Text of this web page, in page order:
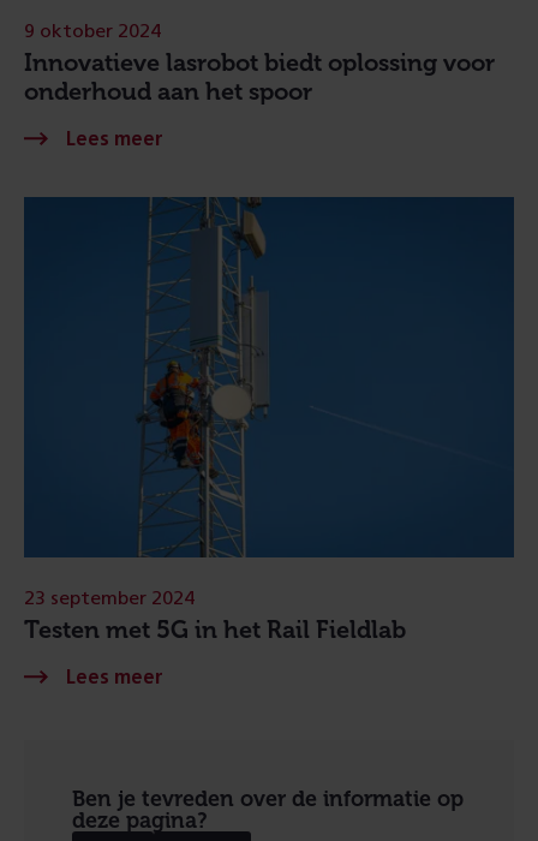
Innovatieve lasrobot biedt oplossing voor
onderhoud aan het spoor
9 oktober 2024
Testen met 5G in het Rail Fieldlab
23 september 2024
Ben je tevreden over de informatie op
deze pagina?